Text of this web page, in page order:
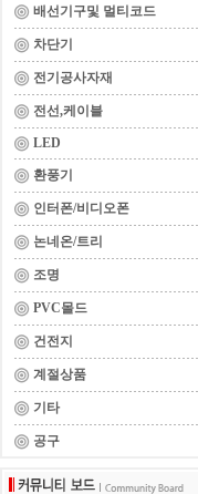
배선기구및 멀티코드
차단기
전기공사자재
전선,케이블
LED
환풍기
인터폰/비디오폰
논네온/트리
조명
PVC몰드
건전지
계절상품
기타
공구